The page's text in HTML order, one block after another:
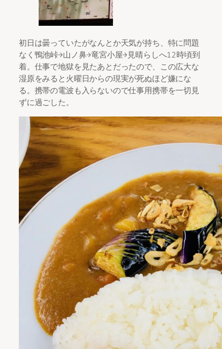
初日は曇っていたがなんとか天気が持ち、特に問題
なく鴨池峠→山ノ鼻→竜宮小屋→見晴らしへ12時頃到
着。仕事で地獄を見たあとだったので、この広大な
湿原をみると火曜日からの現実が死ぬほど嫌にな
る。携帯の電波も入らないので仕事用携帯を一切見
ずに過ごした。